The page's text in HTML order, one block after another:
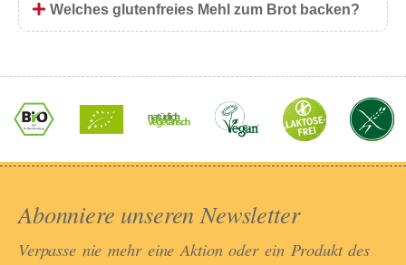
Welches glutenfreies Mehl zum Brot backen?
Abonniere unseren Newsletter​
Verpasse nie mehr eine Aktion oder ein Produkt des